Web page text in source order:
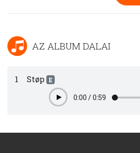
AZ ALBUM DALAI
1 Støp E
Play0:00 /0:59